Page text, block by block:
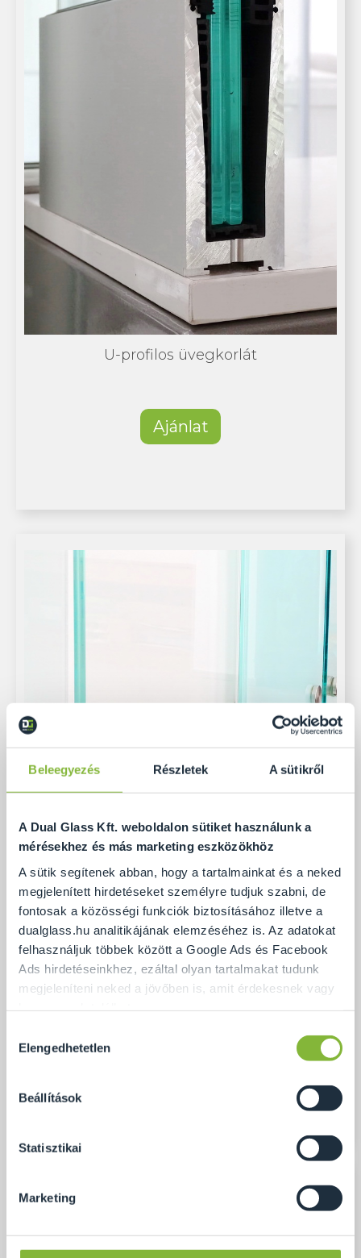
Beleegyezés Részletek A sütikről
A Dual Glass Kft. weboldalon sütiket használunk a
mérésekhez és más marketing eszközökhöz
A sütik segítenek abban, hogy a tartalmainkat és a neked
megjelenített hirdetéseket személyre tudjuk szabni, de
fontosak a közösségi funkciók biztosításához illetve a
dualglass.hu analitikájának elemzéséhez is. Az adatokat
felhasználjuk többek között a Google Ads és Facebook
Ads hirdetéseinkhez, ezáltal olyan tartalmakat tudunk
megjeleníteni neked a jövőben is, amit érdekesnek vagy
Ennek a biztosításához
arra kérünk, hogy engedd meg
Természetesen
soha semmilyen formában nem fogunk visszaélni ezzel
és később bármikor megváltoztathatod a döntésed ezzel
kiválasztása
Elengedhetetlen
Beállítások
Statisztikai
Marketing
U-profilos üvegkorlát
Ajánlat
Pontmegfogásos üvegkorlát